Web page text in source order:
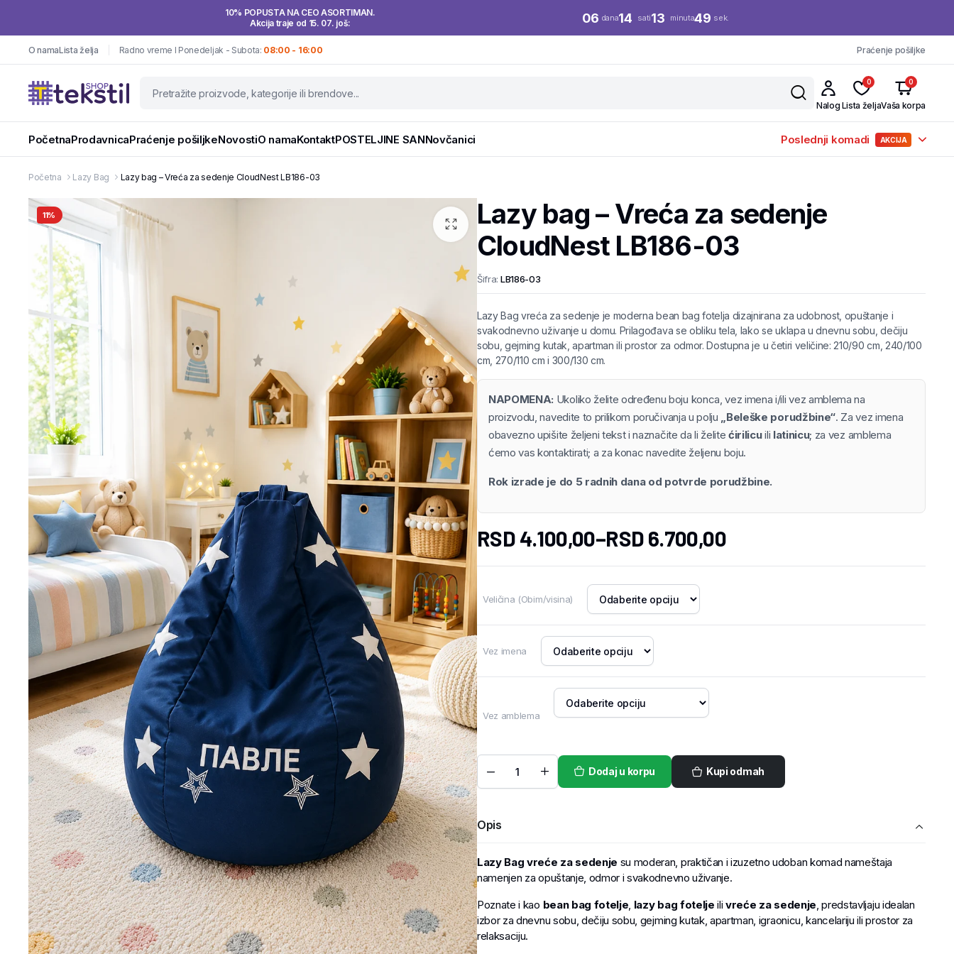
10% POPUSTA NA CEO ASORTIMAN.
Akcija traje od 15. 07. još:
06 dana14 sati13 minuta48 sek.
O namaLista želja Radno vreme I Ponedeljak - Subota: 08:00 - 16:00 Praćenje pošiljke
Nalog
0
Lista želja
0
Vaša korpa
PočetnaProdavnicaPraćenje pošiljkeNovostiO namaKontaktPOSTELJINE SANNovčanici Poslednji komadi AKCIJA
Početna Lazy Bag Lazy bag – Vreća za sedenje CloudNest LB186-03
11%
Lazy bag – Vreća za sedenje
CloudNest LB186-03
Šifra: LB186-03
Lazy Bag vreća za sedenje je moderna bean bag fotelja dizajnirana za udobnost, opuštanje i
svakodnevno uživanje u domu. Prilagođava se obliku tela, lako se uklapa u dnevnu sobu, dečiju
sobu, gejming kutak, apartman ili prostor za odmor. Dostupna je u četiri veličine: 210/90 cm, 240/100
cm, 270/110 cm i 300/130 cm.
NAPOMENA: Ukoliko želite određenu boju konca, vez imena i/ili vez amblema na
proizvodu, navedite to prilikom poručivanja u polju „Beleške porudžbine“. Za vez imena
obavezno upišite željeni tekst i naznačite da li želitećirilicuili latinicu; za vez amblema
ćemo vas kontaktirati; a za konac navedite željenu boju.
Rok izrade je do 5 radnih dana od potvrde porudžbine.
RSD4.100,00–RSD6.700,00
Veličina (Obim/visina)
Vez imena
Vez amblema
Dodaj u korpu Kupi odmah
Opis
Lazy Bag vreće za sedenje su moderan, praktičan i izuzetno udoban komad nameštaja
namenjen za opuštanje, odmor i svakodnevno uživanje.
Poznate i kao bean bag fotelje, lazy bag fotelje ilivreće za sedenje, predstavljaju idealan
izbor za dnevnu sobu, dečiju sobu, gejming kutak, apartman, igraonicu, kancelariju ili prostor za
relaksaciju.